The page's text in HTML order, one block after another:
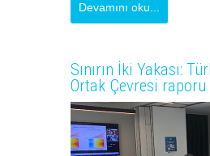
Devamını oku...
Sınırın İki Yakası:
Ortak Çevresi raporu